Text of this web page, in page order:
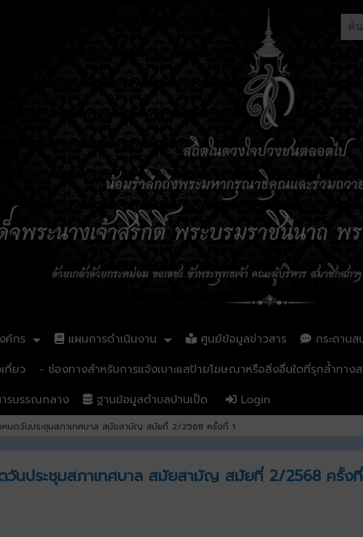
ค์กร แผนการดำเนินงาน ศูนย์ข้อมูลข่าวสาร กระดานส
ที่ยว
- ช่องทางสำหรับการแจ้งเบาะแสป้ายโฆษณาหรือสิ่งอื่นใดที่รุกล้ำทา
รบรรณกลาง
ฐานข้อมูลตำบลบ้านเป็ด Login
ำหนดวันประชุมสภาเทศบาล สมัยสามัญ สมัยที่ 2/2568 ครั้งที่ 1
ดวันประชุมสภาเทศบาล สมัยสามัญ สมัยที่ 2/2568 ครั้ง